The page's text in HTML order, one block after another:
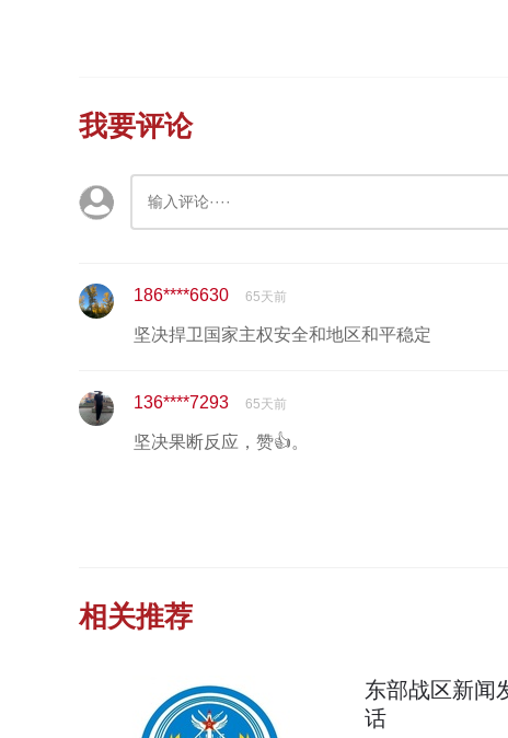
我要评论
186****6630 65天前
坚决捍卫国家主权安全和地区和平稳定
136****7293 65天前
坚决果断反应，赞👍。
相关推荐
东部战区新闻
话